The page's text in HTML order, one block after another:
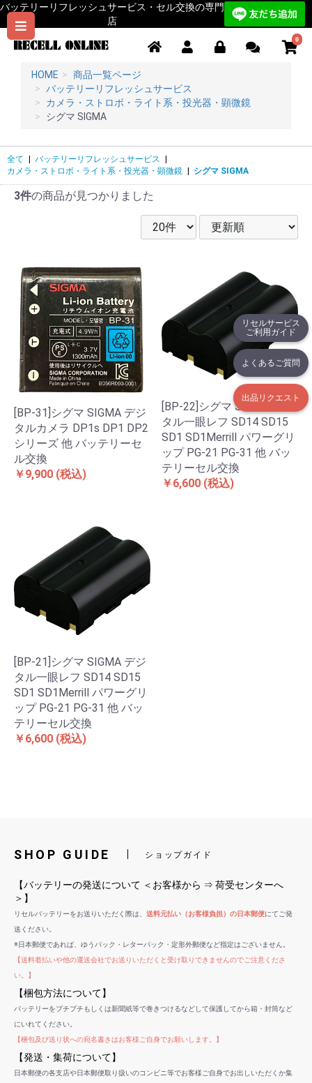
リセルサービス
ご利用ガイド
よくあるご質問
出品リクエスト
バッテリーリフレッシュサービス・セル交換の専門
店
0
HOME
商品一覧ページ
バッテリーリフレッシュサービス
カメラ・ストロボ・ライト系・投光器・顕微鏡
シグマ SIGMA
全て バッテリーリフレッシュサービス
カメラ・ストロボ・ライト系・投光器・顕微鏡
シグマ SIGMA
3件の商品が見つかりました
[BP-31]シグマ SIGMA デジ
タルカメラ DP1s DP1 DP2
シリーズ 他 バッテリーセ
ル交換
￥9,900 (税込)
[BP-22]シグマ SIGMA デジ
タル一眼レフ SD14 SD15
SD1 SD1Merrill パワーグリ
ップ PG-21 PG-31 他 バッ
テリーセル交換
￥6,600 (税込)
[BP-21]シグマ SIGMA デジ
タル一眼レフ SD14 SD15
SD1 SD1Merrill パワーグリ
ップ PG-21 PG-31 他 バッ
テリーセル交換
￥6,600 (税込)
SHOP GUIDE ショップガイド
【バッテリーの発送について ＜お客様から ⇒ 荷受センターへ
＞】
リセルバッテリーをお送りいただく際は、 送料元払い（お客様負担）の日本郵便にてご発
送ください。
※日本郵便であれば、ゆうパック・レターパック・定形外郵便など指定はございません。
【送料着払いや他の運送会社でお送りいただくと受け取りできませんのでご注意くださ
い。】
【梱包方法について】
バッテリーをプチプチもしくは新聞紙等で巻きつけるなどして保護してから箱・封筒など
にいれてください。
【梱包及び送り状への宛名書きはお客様ご自身でお願いします。】
【発送・集荷について】
日本郵便の各支店や日本郵便取り扱いのコンビニ等でお客様ご自身でお出しいただくか集